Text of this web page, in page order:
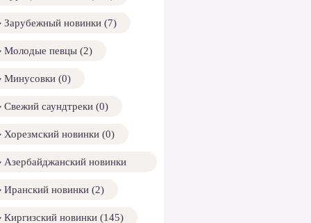
Зарубежный новинки (7)
Молодые певцы (2)
Минусовки (0)
Свежий саундтреки (0)
Хорезмский новинки (0)
Азербайджанский новинки
Иранский новинки (2)
Киргизский новинки (145)